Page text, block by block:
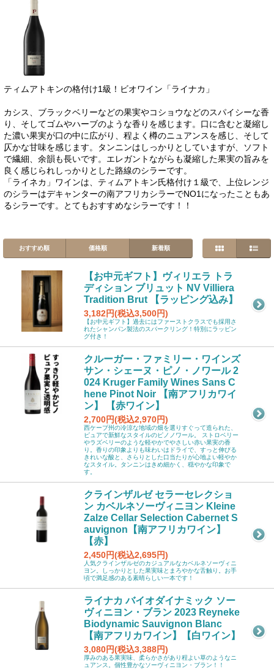
ティムアトキンの格付け1級！ビオワイン「ライナカ」
カシス、ブラックベリーなどの果実やコショウなどのスパイシーな香
り、そしてゴムやハーブのような香りを感じます。口に含むと凝縮し
た濃い果実が口の中に広がり、程よく樽のニュアンスを感じ、そして
仄かな甘味を感じます。タンニンはしっかりとしていますが、ソフト
で繊細、余韻も長いです。エレガントながらも凝縮した果実の旨みを
良く感じられしっかりとした路線のシラーです。
「ライネカ」ワインは、ティムアトキン氏格付け１級で、上位レンジ
のシラーはデキャンターの南アフリカシラーでNO1になったこともあ
るシラーです。とてもおすすめなシラーです！！
おすすめ順 価格順 新着順
【お中元ギフト】ヴィリエラ トラ
ディション ブリュット NV Villiera
Tradition Brut 【ラッピング込み】
3,182円(税込3,500円)
【お中元ギフト】過去にはファーストクラスでも採用さ
れたシャンパン製法のスパークリング！特別にラッピン
グ付き！
クルーガー・ファミリー・ワインズ
サン・シェーヌ・ピノ・ノワール 2
024 Kruger Family Wines Sans C
hene Pinot Noir 【南アフリカワイ
ン】 【赤ワイン】
2,700円(税込2,970円)
西ケープ州の冷涼な地域の畑を選りすぐって造られた、
ピュアで新鮮なスタイルのピノノワール。 ストロベリー
やラズベリーのような軽やかでやさしい赤い果実の香
り。香りの印象よりも味わいはドライで、すっと伸びる
きれいな酸と、さらりとした口当たりが心地よい軽やか
なスタイル。タンニンはきめ細かく、穏やかな印象で
す。
クラインザルゼ セラーセレクショ
ン カベルネソーヴィニヨン Kleine
Zalze Cellar Selection Cabernet S
auvignon【南アフリカワイン】
【赤】
2,450円(税込2,695円)
人気クラインザルゼのカジュアルなカベルネソーヴィニ
ヨン。しっかりとした果実味とまろやかな舌触り。お手
頃で満足感のある素晴らしい一本です！
ライナカ バイオダイナミック ソー
ヴィニヨン・ブラン 2023 Reyneke
Biodynamic Sauvignon Blanc
【南アフリカワイン】【白ワイン】
3,080円(税込3,388円)
厚みのある果実味、柔らかさがあり程よい草のようなニ
ュアンス。個性豊かなソーヴィニヨン・ブラン！！